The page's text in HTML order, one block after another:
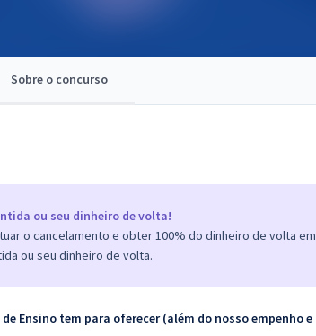
Sobre o concurso
ou seu dinheiro de volta!
o cancelamento e obter 100% do dinheiro de volta em
ou seu dinheiro de volta.
Ensino tem para oferecer (além do nosso empenho